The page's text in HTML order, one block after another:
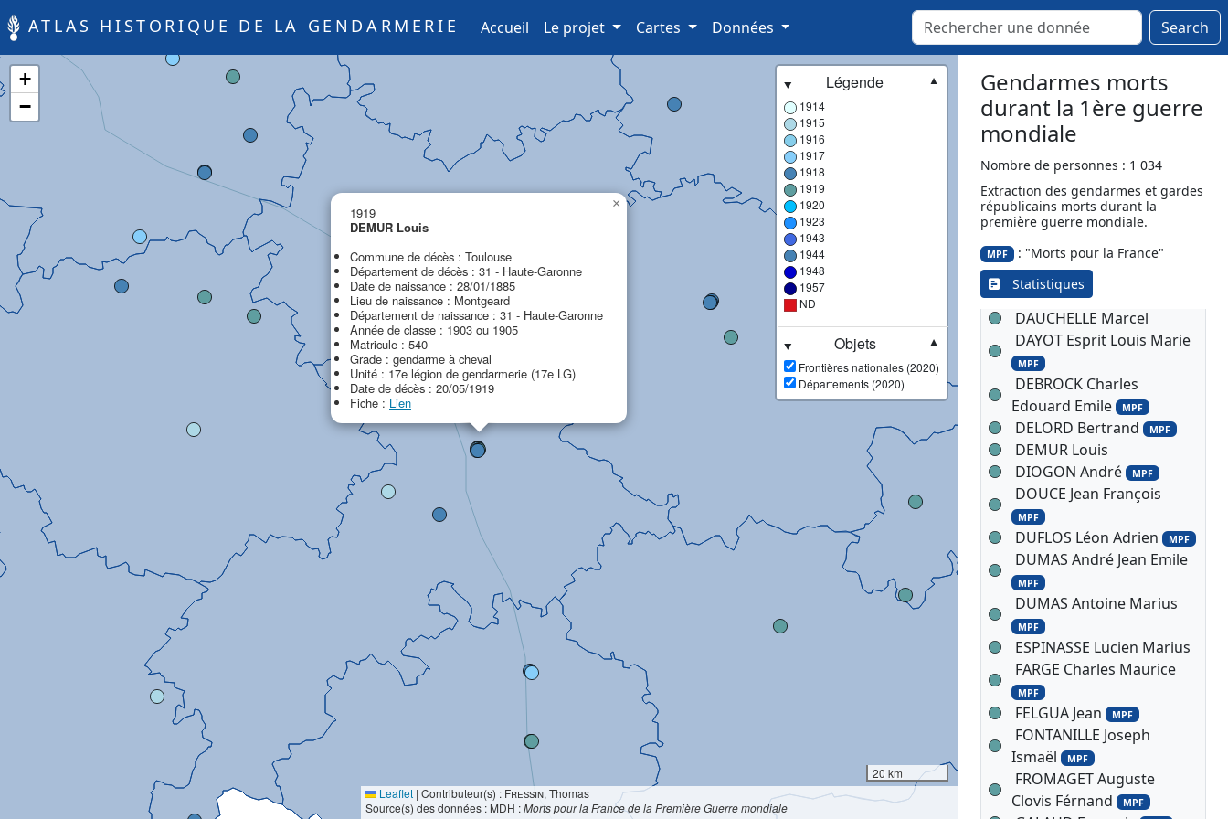
ATLAS HISTORIQUE DE LA GENDARMERIE Accueil (current)
Le projet Cartes Données Search
1919
DEMUR Louis
Commune de décès : Toulouse
Département de décès : 31 - Haute-Garonne
Date de naissance : 28/01/1885
Lieu de naissance : Montgeard
Département de naissance : 31 - Haute-Garonne
Année de classe : 1903 ou 1905
Matricule : 540
Grade : gendarme à cheval
Unité : 17e légion de gendarmerie (17e LG)
Date de décès : 20/05/1919
Fiche : Lien
×
+
−
Légende
▼
1914
1915
1916
1917
1918
1919
1920
1923
1943
1944
1948
1957
ND
Objets
▼
Frontières nationales (2020)
Départements (2020)
20 km
Leaflet | Contributeur(s) : Fressin, Thomas
Source(s) des données : MDH :Morts pour la France de la Première Guerre mondiale
Gendarmes morts
durant la 1ère guerre
mondiale
Nombre de personnes : 1 034
Extraction des gendarmes et gardes
républicains morts durant la
première guerre mondiale.
MPF : "Morts pour la France"
Statistiques
CHERIERE Fernand
Constant Albert
CHEVILLOT Félicien Marie
Eugène MPF
CLAVIER Jacques Benjamin
CONSTANT Aimé Gustave
Paul
MPF
COTTIER Henri Hippolyte
MPF
COUDERC Joseph Henri
COUTE Georges Jules
DARCISSAC Jean
DAUCHELLE Marcel
DAYOT Esprit Louis Marie
MPF
DEBROCK Charles
Edouard Emile MPF
DELORD Bertrand MPF
DEMUR Louis
DIOGON André MPF
DOUCE Jean François
MPF
DUFLOS Léon Adrien MPF
DUMAS André Jean Emile
MPF
DUMAS Antoine Marius
MPF
ESPINASSE Lucien Marius
FARGE Charles Maurice
MPF
FELGUA Jean MPF
FONTANILLE Joseph
Ismaël MPF
FROMAGET Auguste
Clovis Férnand MPF